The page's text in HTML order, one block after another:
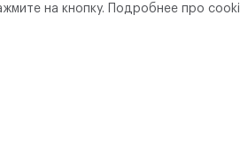
на кнопку. Подробнее про